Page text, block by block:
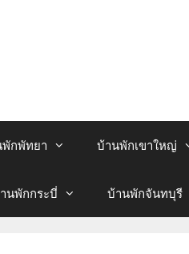
กพัทยา บ้านพักเขาใหญ่
นพักกระบี่ บ้านพักจันทบุรี